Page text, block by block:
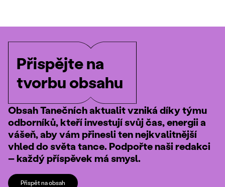
Přispějte na
tvorbu obsahu
Obsah Tanečních aktualit vzniká díky týmu
odborníků, kteří investují svůj čas, energii a
vášeň, aby vám přinesli ten nejkvalitnější
vhled do světa tance. Podpořte naši redakci
– každý příspěvek má smysl.
Přispět na obsah